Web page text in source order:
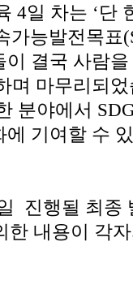
4일 차는 ‘단
가능발전목표
이 결국 사람
며 마무리되
분야에서
에 기여할 수
진행될 최종
한 내용이 각